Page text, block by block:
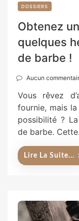
DOSSIERS
Obtenez
quelques
de barbe !
Aucun
Vous rêvez
fournie, mais
possibilité ?
de barbe.
Lire La Suite...